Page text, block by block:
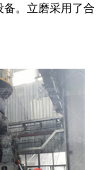
备。立磨采用了合